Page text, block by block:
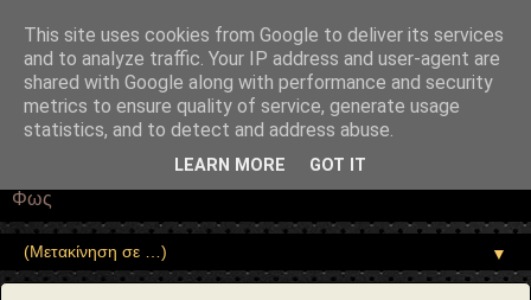
"potentialAction": { "@type": "ReadAction", "target":
"https://www.sophia-ntrekou.gr/2021/09/Tafos-Theodorakis-Mikis.html"
Αέναη επΑνάσταση
• Επιστήμη • Ψυχολογία • Λογοτεχνία • Τέχνες • Θεολογία •
Φιλοσοφία • Στοχασμοί... για τη μνήμη, τον άνθρωπο και το
Φως
▼
This site uses cookies from Google to deliver its services
and to analyze traffic. Your IP address and user-agent are
shared with Google along with performance and security
metrics to ensure quality of service, generate usage
statistics, and to detect and address abuse.
LEARN MORE GOT IT